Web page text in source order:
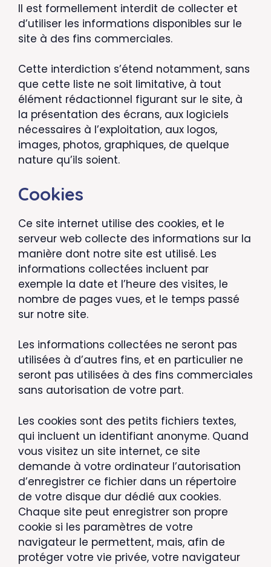
Il est formellement interdit de collecter et
d’utiliser les informations disponibles sur le
site à des fins commerciales.
Cette interdiction s’étend notamment, sans
que cette liste ne soit limitative, à tout
élément rédactionnel figurant sur le site, à
la présentation des écrans, aux logiciels
nécessaires à l’exploitation, aux logos,
images, photos, graphiques, de quelque
nature qu’ils soient.
Cookies
Ce site internet utilise des cookies, et le
serveur web collecte des informations sur la
manière dont notre site est utilisé. Les
informations collectées incluent par
exemple la date et l’heure des visites, le
nombre de pages vues, et le temps passé
sur notre site.
Les informations collectées ne seront pas
utilisées à d’autres fins, et en particulier ne
seront pas utilisées à des fins commerciales
sans autorisation de votre part.
Les cookies sont des petits fichiers textes,
qui incluent un identifiant anonyme. Quand
vous visitez un site internet, ce site
demande à votre ordinateur l’autorisation
d’enregistrer ce fichier dans un répertoire
de votre disque dur dédié aux cookies.
Chaque site peut enregistrer son propre
cookie si les paramètres de votre
navigateur le permettent, mais, afin de
protéger votre vie privée, votre navigateur